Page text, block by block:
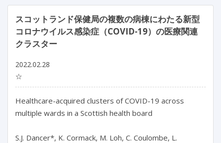
スコットランド保健局の複数の病棟にわたる新型
コロナウイルス感染症（COVID-19）の医療関連
クラスター
2022.02.28
☆
Healthcare-acquired clusters of COVID-19 across
multiple wards in a Scottish health board
S.J. Dancer*, K. Cormack, M. Loh, C. Coulombe, L.